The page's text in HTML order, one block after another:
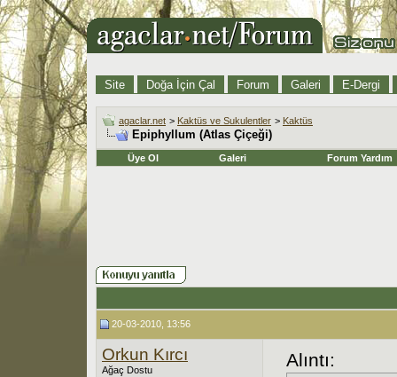
Site Doğa İçin Çal Forum Galeri E-Dergi
agaclar.net > Kaktüs ve Sukulentler > Kaktüs
Epiphyllum (Atlas Çiçeği)
Üye Ol Galeri Forum Yardım
20-03-2010, 13:56
Orkun Kırcı
Ağaç Dostu Alıntı: